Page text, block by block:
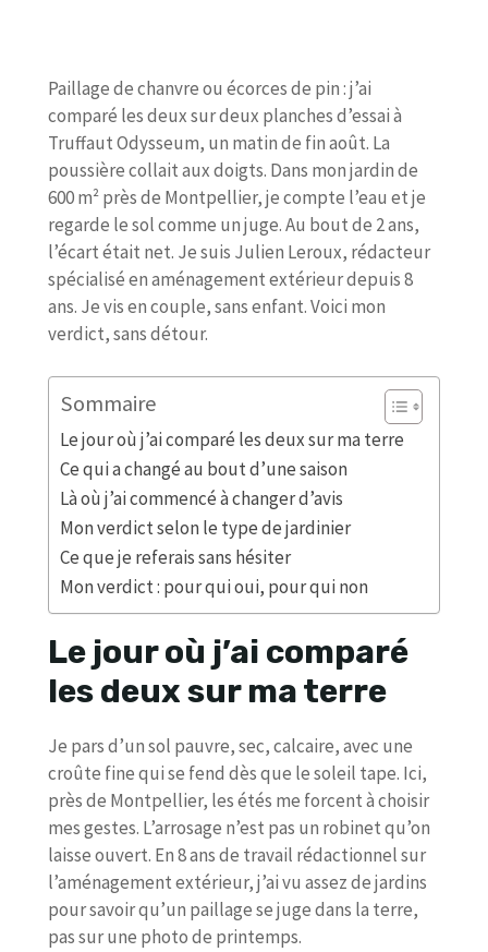
Paillage de chanvre ou écorces de pin : j’ai
comparé les deux sur deux planches d’essai à
Truffaut Odysseum, un matin de fin août. La
poussière collait aux doigts. Dans mon jardin de
600 m² près de Montpellier, je compte l’eau et je
regarde le sol comme un juge. Au bout de 2 ans,
l’écart était net. Je suis Julien Leroux, rédacteur
spécialisé en aménagement extérieur depuis 8
ans. Je vis en couple, sans enfant. Voici mon
verdict, sans détour.
Sommaire
Le jour où j’ai comparé les deux sur ma terre
Ce qui a changé au bout d’une saison
Là où j’ai commencé à changer d’avis
Mon verdict selon le type de jardinier
Ce que je referais sans hésiter
Mon verdict : pour qui oui, pour qui non
Le jour où j’ai comparé
les deux sur ma terre
Je pars d’un sol pauvre, sec, calcaire, avec une
croûte fine qui se fend dès que le soleil tape. Ici,
près de Montpellier, les étés me forcent à choisir
mes gestes. L’arrosage n’est pas un robinet qu’on
laisse ouvert. En 8 ans de travail rédactionnel sur
l’aménagement extérieur, j’ai vu assez de jardins
pour savoir qu’un paillage se juge dans la terre,
pas sur une photo de printemps.